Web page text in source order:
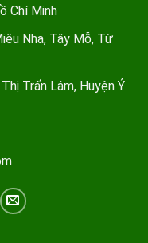
Chí Minh
Nha, Tây Mỗ, Từ
Trấn Lâm, Huyện Ý